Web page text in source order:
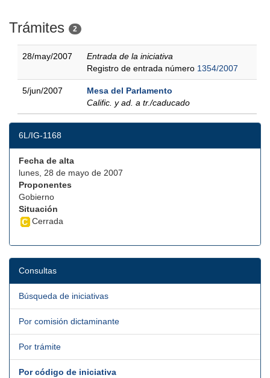
Trámites 2
28/may/2007
Entrada de la iniciativa
Registro de entrada número 1354/2007
5/jun/2007
Mesa del Parlamento
Calific. y ad. a tr./caducado
6L/IG-1168
Fecha de alta
lunes, 28 de mayo de 2007
Proponentes
Gobierno
Situación
Cerrada
Consultas
Búsqueda de iniciativas
Por comisión dictaminante
Por trámite
Por código de iniciativa